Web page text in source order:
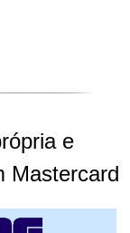
e
Mastercard